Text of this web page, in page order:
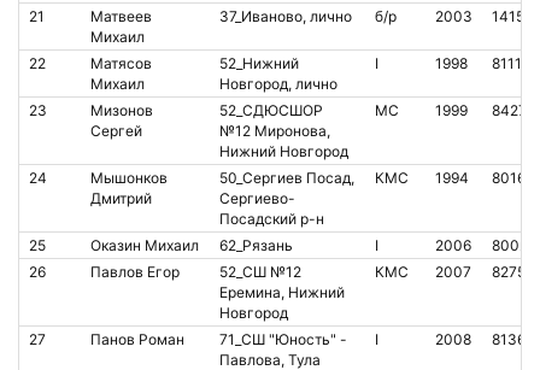
21
Матвеев
Михаил
37_Иваново, лично б/р 2003
22
Матясов
Михаил
52_Нижний
Новгород, лично
I 1998
23
Мизонов
Сергей
52_СДЮСШОР
№12 Миронова,
Нижний Новгород
МС 1999
24
Мышонков
Дмитрий
50_Сергиев Посад,
Сергиево-
Посадский р-н
КМС 1994
25 Оказин Михаил 62_Рязань I 2006
26
Павлов Егор
52_СШ №12
Еремина, Нижний
Новгород
КМС 2007
27 Панов Роман
71_СШ "Юность" -
Павлова, Тула
I 2008